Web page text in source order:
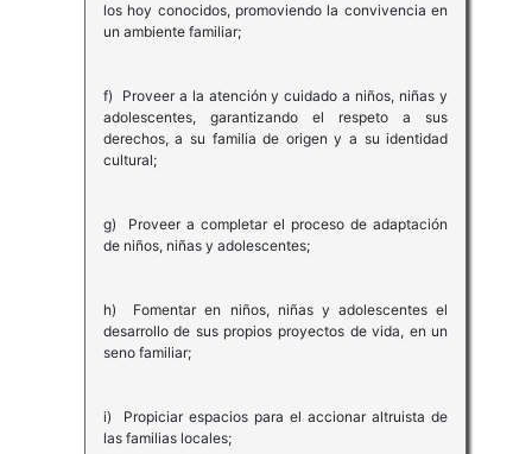
los hoy conocidos, promoviendo la convivencia en
un ambiente familiar;
f) Proveer a la atención y cuidado a niños, niñas y
adolescentes, garantizando el respeto a sus
derechos, a su familia de origen y a su identidad
cultural;
g) Proveer a completar el proceso de adaptación
de niños, niñas y adolescentes;
h) Fomentar en niños, niñas y adolescentes el
desarrollo de sus propios proyectos de vida, en un
seno familiar;
i) Propiciar espacios para el accionar altruista de
las familias locales;